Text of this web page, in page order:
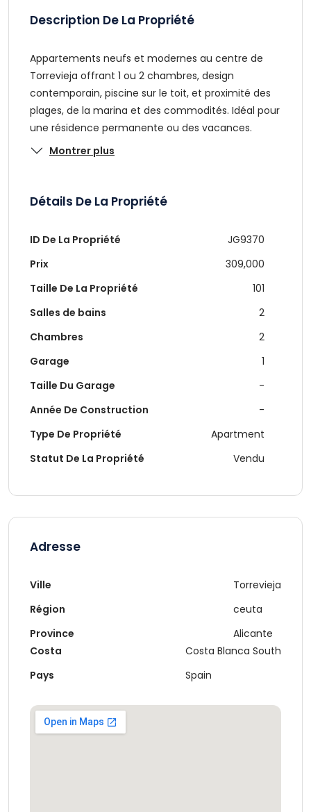
Description De La Propriété
Appartements neufs et modernes au centre de
Torrevieja offrant 1 ou 2 chambres, design
contemporain, piscine sur le toit, et proximité des
plages, de la marina et des commodités. Idéal pour
une résidence permanente ou des vacances.
Montrer plus
Détails De La Propriété
ID De La Propriété
JG9370
Prix
309,000
Taille De La Propriété
101
Salles de bains
2
Chambres
2
Garage
1
Taille Du Garage
-
Année De Construction
-
Type De Propriété
Apartment
Statut De La Propriété
Vendu
Adresse
Ville
Région
Province
Torrevieja
ceuta
Alicante
Costa
Pays
Costa Blanca South
Spain